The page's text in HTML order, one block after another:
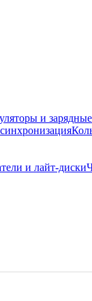
и зарядные
и лайт-диски